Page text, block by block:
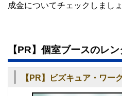
成金についてチェックしましょ
【PR】個室ブースのレ
【PR】ビズキュア・ワー